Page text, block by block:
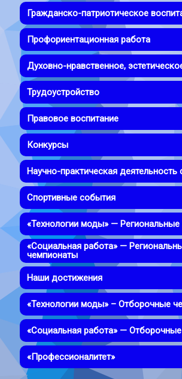
Гражданско-патриотическое
Профориентационная работа
Духовно-нравственное,
Трудоустройство
Правовое воспитание
Конкурсы
Научно-практическая деятельность
Спортивные события
«Технологии моды» —
«Социальная работа» —
чемпионаты
Наши достижения
«Технологии моды» – Отборочные
«Социальная работа» —
«Профессионалитет»